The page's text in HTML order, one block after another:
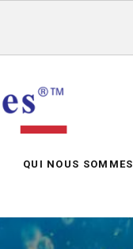
QUI NOUS SOMMES